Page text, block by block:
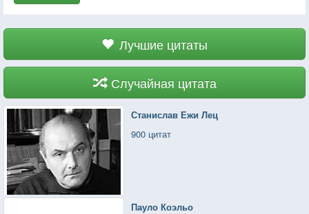
Лучшие цитаты
Случайная цитата
Станислав Ежи Лец
900 цитат
Пауло Коэльо